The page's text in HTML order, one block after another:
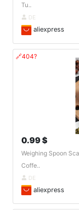
Tu..
DE
aliexpress
🔗404?
0.99 $
Weighing Spoon
Coffe..
DE
aliexpress